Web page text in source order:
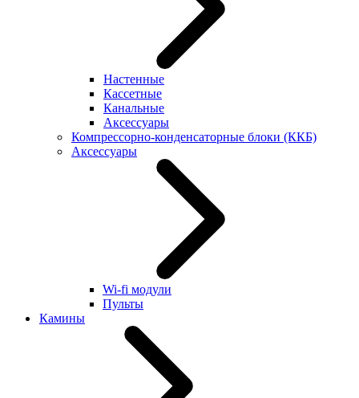
Настенные
Кассетные
Канальные
Аксессуары
Компрессорно-конденсаторные блоки (ККБ)
Аксессуары
Wi-fi модули
Пульты
Камины